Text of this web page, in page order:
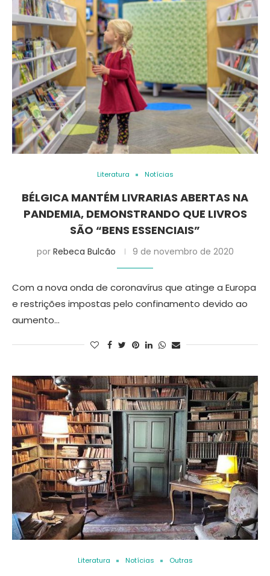
Literatura Notícias
BÉLGICA MANTÉM LIVRARIAS ABERTAS NA
PANDEMIA, DEMONSTRANDO QUE LIVROS
SÃO “BENS ESSENCIAIS”
por Rebeca Bulcão 9 de novembro de 2020
Com a nova onda de coronavírus que atinge a Europa
e restrições impostas pelo confinamento devido ao
aumento…
Literatura Notícias Outras